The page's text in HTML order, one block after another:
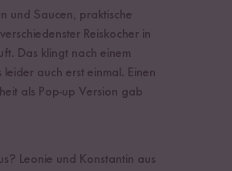
und Saucen, praktische
Reiskocher in
Das klingt nach einem
auch erst einmal. Einen
als Pop-up Version gab
Leonie und Konstantin aus